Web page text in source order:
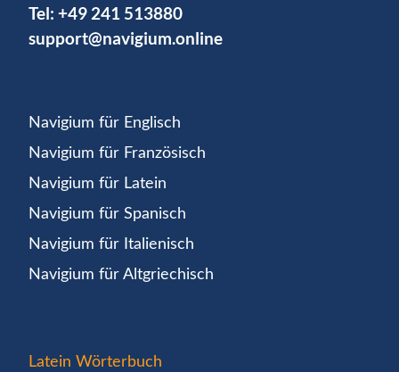
Tel: +49 241 513880
support@navigium.online
Navigium für Englisch
Navigium für Französisch
Navigium für Latein
Navigium für Spanisch
Navigium für Italienisch
Navigium für Altgriechisch
Latein Wörterbuch